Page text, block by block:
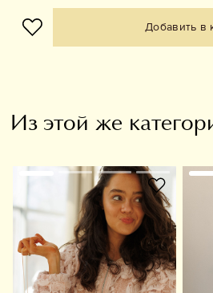
Добавить в
Из этой же